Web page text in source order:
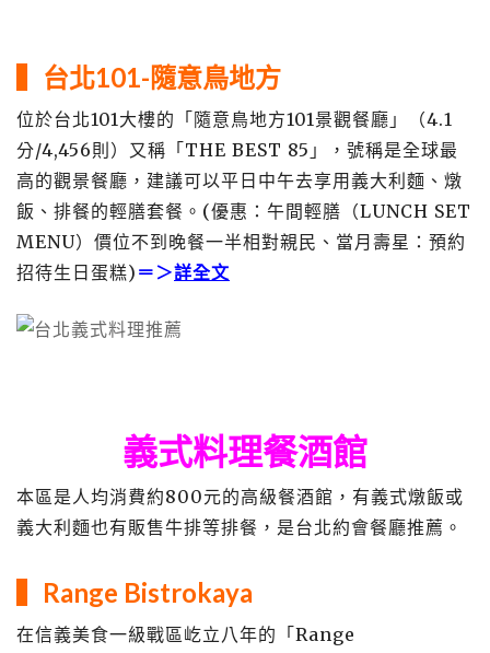
▍台北101-隨意鳥地方
位於台北101大樓的「隨意鳥地方101景觀餐廳」（4.1
分/4,456則）又稱「THE BEST 85」，號稱是全球最
高的觀景餐廳，建議可以平日中午去享用義大利麵、燉
飯、排餐的輕膳套餐。(優惠：午間輕膳（LUNCH SET
MENU）價位不到晚餐一半相對親民、當月壽星：預約
招待生日蛋糕) ＝＞詳全文
義式料理餐酒館
本區是人均消費約800元的高級餐酒館，有義式燉飯或
義大利麵也有販售牛排等排餐，是台北約會餐廳推薦。
Range Bistrokaya
在信義美食一級戰區屹立八年的「Range